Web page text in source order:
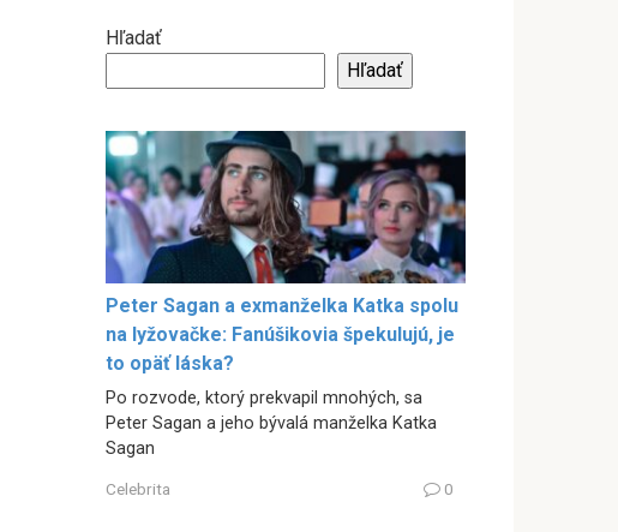
Hľadať
Hľadať
Peter Sagan a exmanželka Katka spolu
na lyžovačke: Fanúšikovia špekulujú, je
to opäť láska?
Po rozvode, ktorý prekvapil mnohých, sa
Peter Sagan a jeho bývalá manželka Katka
Sagan
Celebrita 0